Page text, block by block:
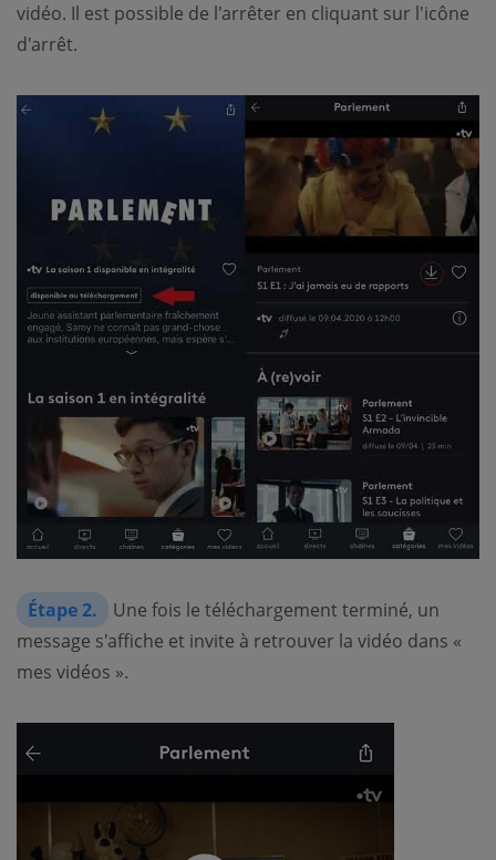
vidéo. Il est possible de l'arrêter en cliquant sur l'icône
d'arrêt.
Étape 2.
Une fois le téléchargement terminé, un
message s'affiche et invite à retrouver la vidéo dans «
mes vidéos ».